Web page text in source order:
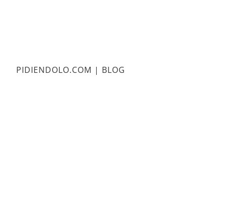
PIDIENDOLO.COM | BLOG